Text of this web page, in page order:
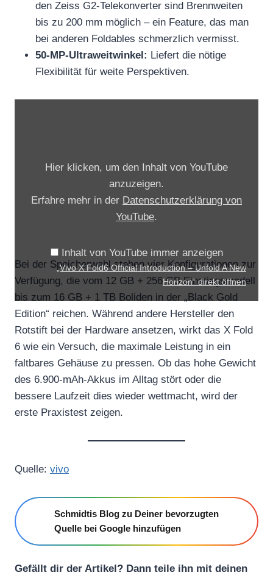
den Zeiss G2-Telekonverter sind Brennweiten
bis zu 200 mm möglich – ein Feature, das man
bei anderen Foldables schmerzlich vermisst.
50-MP-Ultraweitwinkel: Liefert die nötige
Flexibilität für weite Perspektiven.
d
6
O
f
f
i
c
i
a
o
d
u
t
Hier klicken, um den Inhalt von YouTube
anzuzeigen.
Erfahre mehr in der Datenschutzerklärung von
YouTube.
Inhalt von YouTube immer anzeigen
„Vivo X Fold6 Official Introduction – Unfold A New
Horizon“ direkt öffnen
Bei der Speicherwahl stehen vier Konfigurationen zur
Verfügung, die vom 12 GB + 256 GB Einstiegsmodell
bis zum 16 GB + 1 TB Boliden in der „Black Gold
Edition“ reichen. Während andere Hersteller den
Rotstift bei der Hardware ansetzen, wirkt das X Fold
6 wie ein Versuch, die maximale Leistung in ein
faltbares Gehäuse zu pressen. Ob das hohe Gewicht
des 6.900-mAh-Akkus im Alltag stört oder die
bessere Laufzeit dies wieder wettmacht, wird der
erste Praxistest zeigen.
Quelle: vivo
Schmidtis Blog zu Deiner bevorzugten
Quelle bei Google hinzufügen
Gefällt dir der Artikel? Dann teile ihn mit deinen